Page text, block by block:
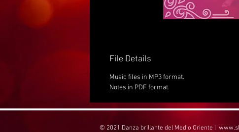
File Details
Music files in MP3 format.
Notes in PDF format.
© 2021 Danza brillante del Medio Oriente |